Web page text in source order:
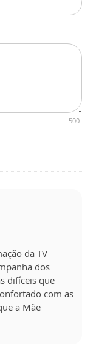
500
da TV
dos
difíceis que
com as
a Mãe